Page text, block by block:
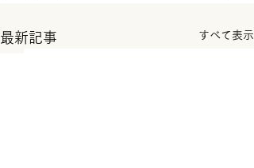
最新記事 すべて表示